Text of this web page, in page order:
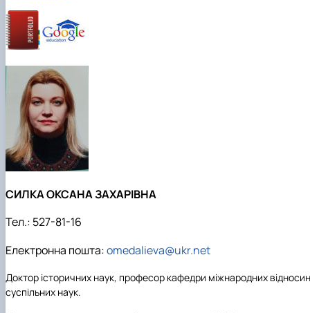
СИЛКА ОКСАНА ЗАХАРІВНА
Тел.: 527-81-16
Електронна пошта:omedalieva@ukr.net
Доктор історичних наук, професор кафедри міжнародних відносин
суспільних наук.